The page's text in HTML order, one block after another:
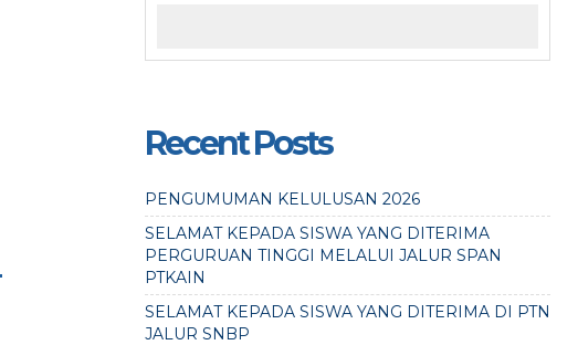
Recent Posts
PENGUMUMAN KELULUSAN 2026
SELAMAT KEPADA SISWA YANG DITERIMA
PERGURUAN TINGGI MELALUI JALUR SPAN
PTKAIN
SELAMAT KEPADA SISWA YANG DITERIMA DI PTN
JALUR SNBP